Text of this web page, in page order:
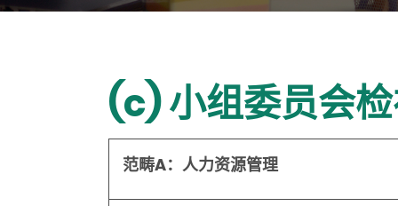
(c) 小组委员会
范畴A：人力资源管理